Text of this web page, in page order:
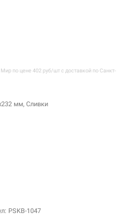
по цене 402 руб/шт с доставкой по Санкт-
мм, Сливки
PSKB-1047